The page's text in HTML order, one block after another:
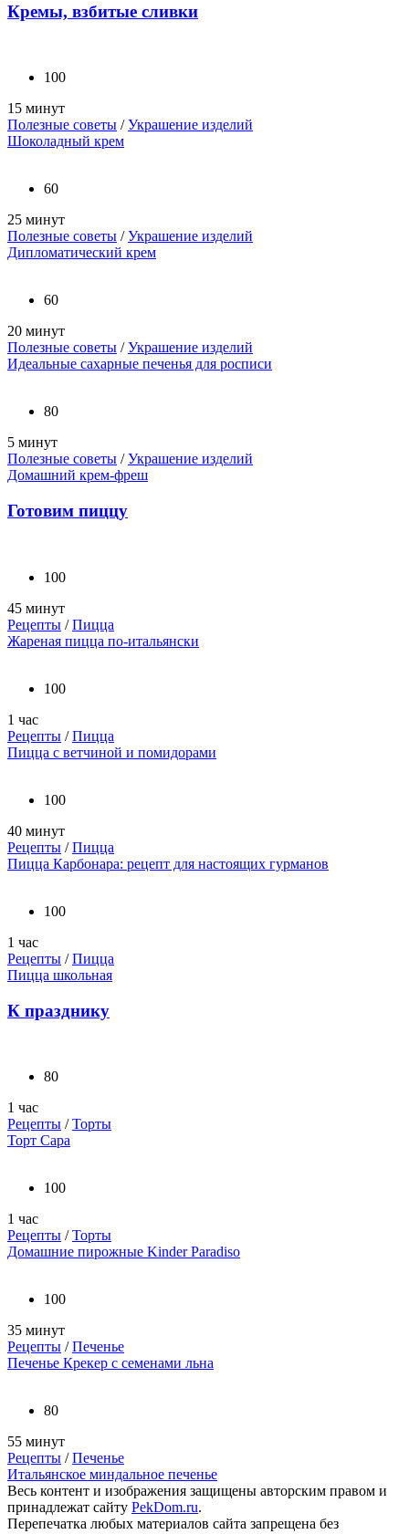
Кремы, взбитые сливки
100
15 минут
Полезные советы /Украшение изделий
Шоколадный крем
60
25 минут
Полезные советы /Украшение изделий
Дипломатический крем
60
20 минут
Полезные советы /Украшение изделий
Идеальные сахарные печенья для росписи
80
5 минут
Полезные советы /Украшение изделий
Домашний крем-фреш
Готовим пиццу
100
45 минут
Рецепты /Пицца
Жареная пицца по-итальянски
100
1 час
Рецепты /Пицца
Пицца с ветчиной и помидорами
100
40 минут
Рецепты /Пицца
Пицца Карбонара: рецепт для настоящих гурманов
100
1 час
Рецепты /Пицца
Пицца школьная
К празднику
80
1 час
Рецепты /Торты
Торт Сара
100
1 час
Рецепты /Торты
Домашние пирожные Kinder Paradiso
100
35 минут
Рецепты /Печенье
Печенье Крекер с семенами льна
80
55 минут
Рецепты /Печенье
Итальянское миндальное печенье
Весь контент и изображения защищены авторским правом и
принадлежат сайту PekDom.ru.
Перепечатка любых материалов сайта запрещена без